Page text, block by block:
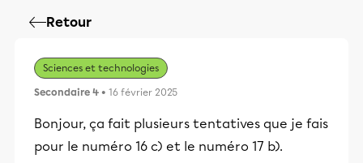
Retour
Sciences et technologies
Secondaire 4 • 16 février 2025
Bonjour, ça fait plusieurs tentatives que je fais
pour le numéro 16 c) et le numéro 17 b).